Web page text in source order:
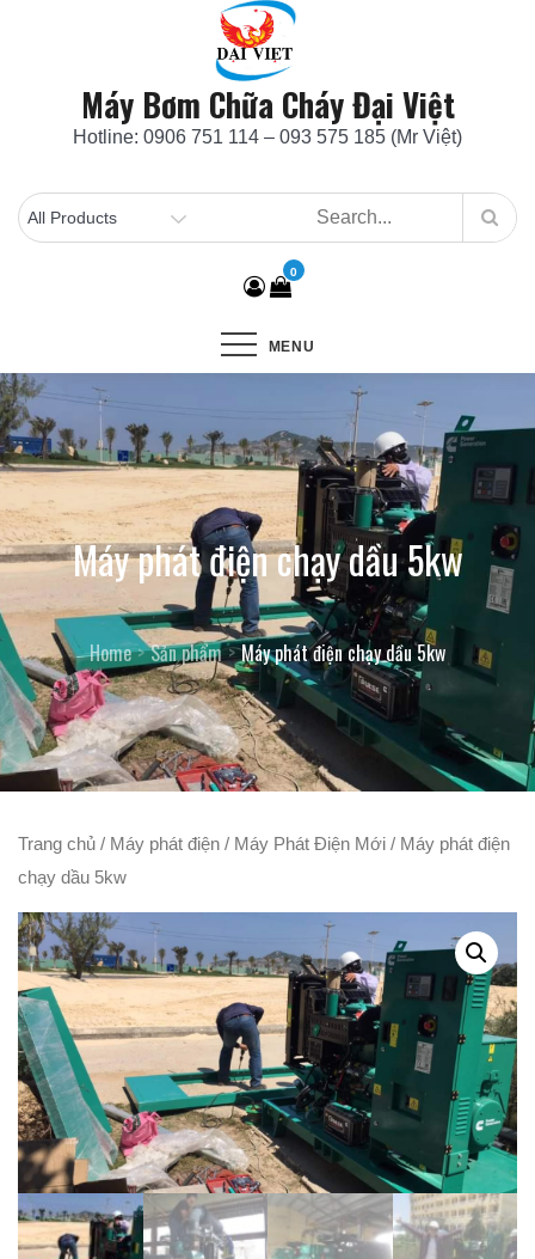
Máy Bơm Chữa Cháy Đại Việt
Hotline: 0906 751 114 – 093 575 185 (Mr Việt)
0
MENU
Máy phát điện chạy dầu 5kw
Home Sản phẩm Máy phát điện chạy dầu 5kw
Trang chủ / Máy phát điện / Máy Phát Điện Mới / Máy phát điện
chạy dầu 5kw